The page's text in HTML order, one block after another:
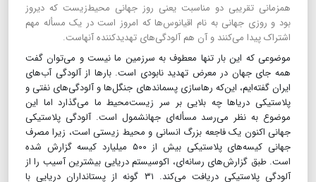
همزمانی تقریبی دو مناسبت یعنی روز جهانی محیط‌زیست که دیروز
بود و روزی جهانی به نام اقیانوس‌ها که امروز است در یک مسأله مهم
اشتراک پیدا می‌کنند و آن هم آلودگی‌های تهدیدکننده آنهاست.
موضوعی که این بار تنها معطوف به سرزمین ما نیست و می‌توان گفت
همه جای جهان در معرض تهدید نابودی است. بارها از آلودگی آب‌های
ایران گفته‌ایم، این‌که رهاسازی پسماندهای جنگل‌ها و آلودگی‌های نفتی و
پلاستیکی دریاها چه بلایی بر سر زیست‌محیط ما می‌گذارد اما این
موضوع به نظر می‌رسد مسأله‌ای جهانشمول است. آلودگی پلاستیکی
جهانی اکنون یک فاجعه‌ بزرگ انسانی و محیط زیستی است، زیرا مصرف
جهانی کیسه‌های پلاستیکی بیش از ۵۰۰ میلیارد کیسه گزارش شده
است. طبق گزارش‌های رسانه‌ای، اکوسیستم دریایی بیشترین آسیب را از
آلودگی پلاستیکی دریافت می‌کند. ۳۱ گونه از پستانداران دریایی با